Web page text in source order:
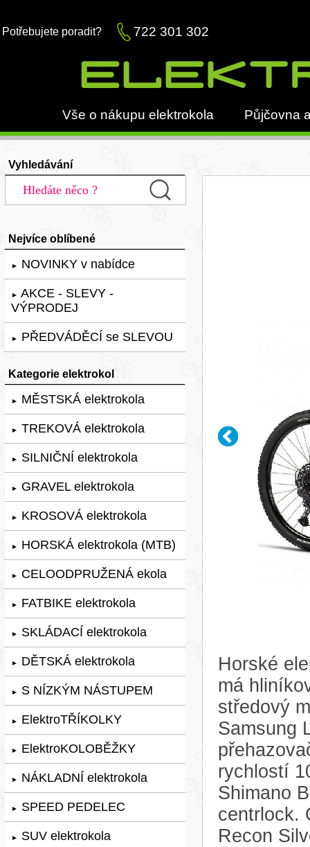
Potřebujete poradit? 722 301 302
Vše o nákupu elektrokola Půjčovna
Vyhledávání
Nejvíce oblíbené
► NOVINKY v nabídce
► AKCE - SLEVY -
VÝPRODEJ
► PŘEDVÁDĚCÍ se SLEVOU
Kategorie elektrokol
► MĚSTSKÁ elektrokola
► TREKOVÁ elektrokola
► SILNIČNÍ elektrokola
► GRAVEL elektrokola
► KROSOVÁ elektrokola
► HORSKÁ elektrokola (MTB)
► CELOODPRUŽENÁ ekola
► FATBIKE elektrokola
► SKLÁDACÍ elektrokola
► DĚTSKÁ elektrokola
► S NÍZKÝM NÁSTUPEM
► ElektroTŘÍKOLKY
► ElektroKOLOBĚŽKY
► NÁKLADNÍ elektrokola
► SPEED PEDELEC
► SUV elektrokola
Horské
má
středový
Samsung
rychlostí
Shimano
centrlock.
Recon